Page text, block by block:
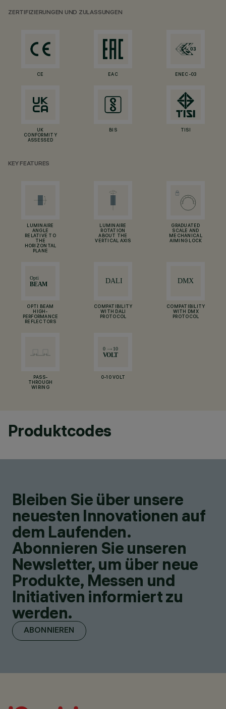
ZERTIFIZIERUNGEN UND ZULASSUNGEN
CE EAC ENEC-03
UK
CONFORMITY
ASSESSED
BIS TISI
KEY FEATURES
LUMINAIRE
ANGLE
RELATIVE TO
THE
HORIZONTAL
PLANE
LUMINAIRE
ROTATION
ABOUT THE
VERTICAL AXIS
GRADUATED
SCALE AND
MECHANICAL
AIMING LOCK
OPTI BEAM
HIGH-
PERFORMANCE
REFLECTORS
COMPATIBILITY
WITH DALI
PROTOCOL
COMPATIBILITY
WITH DMX
PROTOCOL
PASS-
THROUGH
WIRING
0-10 VOLT
Produktcodes
Bleiben Sie über unsere
neuesten Innovationen auf
dem Laufenden.
Abonnieren Sie unseren
Newsletter, um über neue
Produkte, Messen und
Initiativen informiert zu
werden.
ABONNIEREN